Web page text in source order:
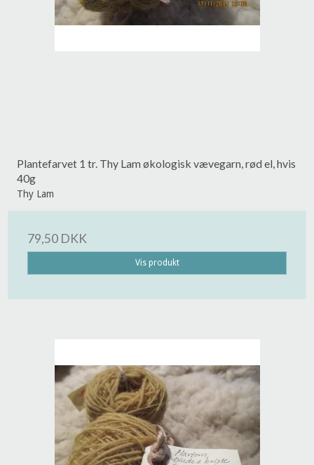
Plantefarvet 1 tr. Thy Lam økologisk vævegarn, rød el, hvis
40g
Thy Lam
79,50 DKK
Vis produkt